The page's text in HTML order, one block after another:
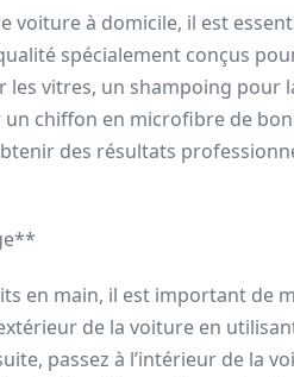
voiture à domicile, il est
spécialement conçus
les vitres, un shampoing
chiffon en microfibre de
des résultats
en main, il est important de
de la voiture en
passez à l’intérieur de la